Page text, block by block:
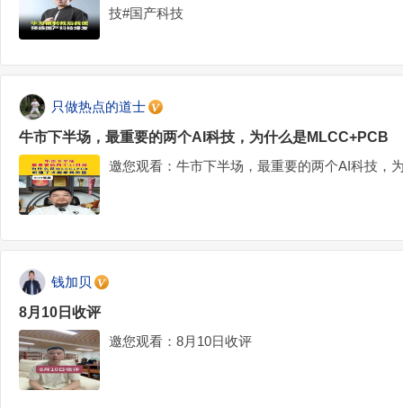
技#国产科技
只做热点的道士
牛市下半场，最重要的两个AI科技，为什么是MLCC+PCB
邀您观看：牛市下半场，最重要的两个AI科技，
钱加贝
8月10日收评
邀您观看：8月10日收评